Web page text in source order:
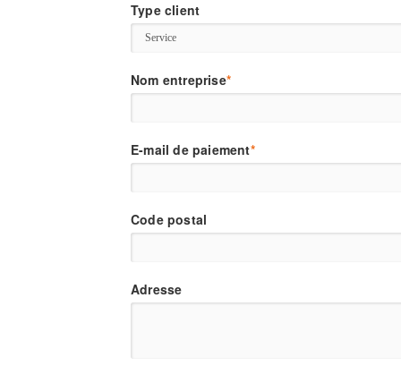
Type client
Nom entreprise*
E-mail de paiement*
Code postal
Adresse